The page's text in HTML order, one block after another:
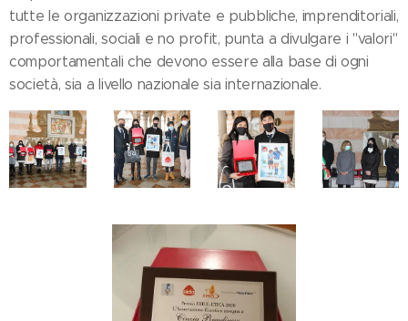
tutte le organizzazioni private e pubbliche, imprenditoriali,
professionali, sociali e no profit, punta a divulgare i "valori"
comportamentali che devono essere alla base di ogni
società, sia a livello nazionale sia internazionale.